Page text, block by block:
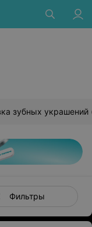
Фильтры